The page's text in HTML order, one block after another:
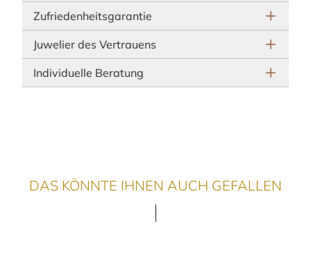
Zufriedenheitsgarantie
Juwelier des Vertrauens
Individuelle Beratung
DAS KÖNNTE IHNEN AUCH GEFALLEN